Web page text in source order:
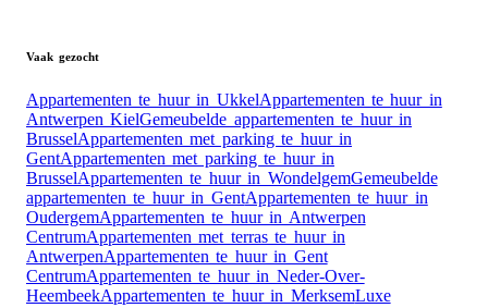
Vaak gezocht
Appartementen te huur in UkkelAppartementen te huur in
Antwerpen KielGemeubelde appartementen te huur in
BrusselAppartementen met parking te huur in
GentAppartementen met parking te huur in
BrusselAppartementen te huur in WondelgemGemeubelde
appartementen te huur in GentAppartementen te huur in
OudergemAppartementen te huur in Antwerpen
CentrumAppartementen met terras te huur in
AntwerpenAppartementen te huur in Gent
CentrumAppartementen te huur in Neder-Over-
HeembeekAppartementen te huur in MerksemLuxe